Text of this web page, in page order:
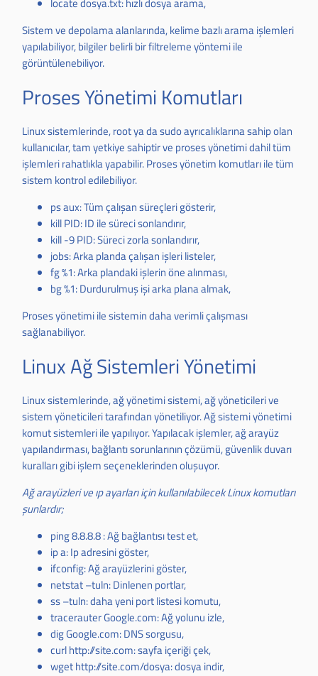
Sistem ve depolama alanlarında, kelime bazlı arama işlemleri
yapılabiliyor, bilgiler belirli bir filtreleme yöntemi ile
görüntülenebiliyor.
Proses Yönetimi Komutları
Linux sistemlerinde, root ya da sudo ayrıcalıklarına sahip olan
kullanıcılar, tam yetkiye sahiptir ve proses yönetimi dahil tüm
işlemleri rahatlıkla yapabilir. Proses yönetim komutları ile tüm
sistem kontrol edilebiliyor.
ps aux: Tüm çalışan süreçleri gösterir,
kill PID: ID ile süreci sonlandırır,
kill -9 PID: Süreci zorla sonlandırır,
jobs: Arka planda çalışan işleri listeler,
fg %1: Arka plandaki işlerin öne alınması,
bg %1: Durdurulmuş işi arka plana almak,
Proses yönetimi ile sistemin daha verimli çalışması
sağlanabiliyor.
Linux Ağ Sistemleri Yönetimi
Linux sistemlerinde, ağ yönetimi sistemi, ağ yöneticileri ve
sistem yöneticileri tarafından yönetiliyor. Ağ sistemi yönetimi
komut sistemleri ile yapılıyor. Yapılacak işlemler, ağ arayüz
yapılandırması, bağlantı sorunlarının çözümü, güvenlik duvarı
kuralları gibi işlem seçeneklerinden oluşuyor.
Ağ arayüzleri ve ıp ayarları için kullanılabilecek Linux komutları
şunlardır;
ping 8.8.8.8 : Ağ bağlantısı test et,
ip a: Ip adresini göster,
ifconfig: Ağ arayüzlerini göster,
netstat –tuln: Dinlenen portlar,
ss –tuln: daha yeni port listesi komutu,
tracerauter Google.com: Ağ yolunu izle,
dig Google.com: DNS sorgusu,
curl http://site.com: sayfa içeriği çek,
wget http://site.com/dosya: dosya indir,